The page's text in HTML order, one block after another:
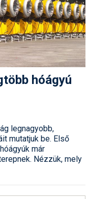
hóágyú
legnagyobb,
mutatjuk be. Első
már
Nézzük, mely